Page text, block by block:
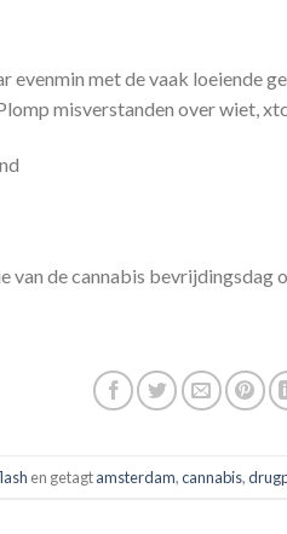
evenmin met de vaak loeiende
misverstanden over wiet,
van de cannabis bevrijdingsdag
en getagtamsterdam,cannabis,